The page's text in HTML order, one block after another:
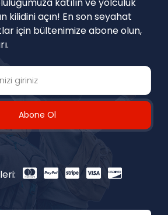
kilidini açın! En son seyahat
için bültenimize abone olun,
Abone Ol